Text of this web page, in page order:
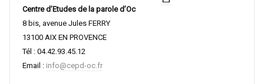
Centre d’Etudes de la parole d’Oc
8 bis, avenue Jules FERRY
13100 AIX EN PROVENCE
Tél : 04.42.93.45.12
Email : info@cepd-oc.fr